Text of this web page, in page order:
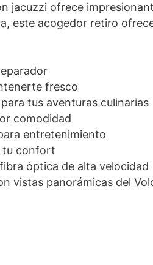
jacuzzi ofrece
este acogedor retiro
fresco
tus aventuras culinarias
comodidad
entretenimiento
tu confort
óptica de alta velocidad
vistas panorámicas del